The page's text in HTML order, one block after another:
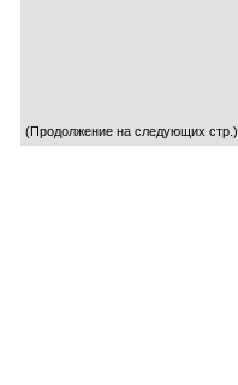
(Продолжение на следующих стр.)